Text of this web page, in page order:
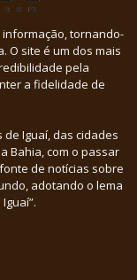
informação, tornando-
O site é um dos mais
pela
a fidelidade de
Iguaí, das cidades
Bahia, com o passar
de notícias sobre
adotando o lema